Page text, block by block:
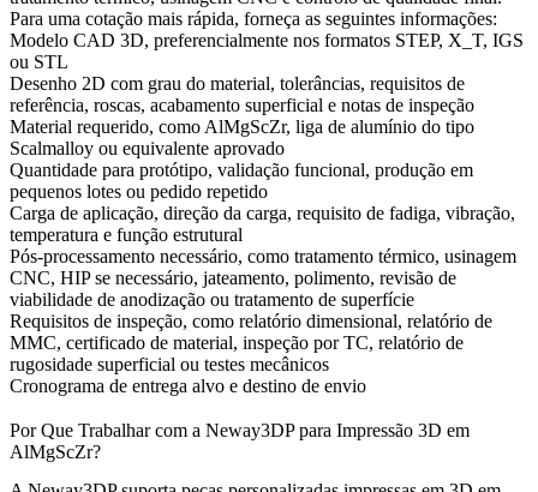
Para uma cotação mais rápida, forneça as seguintes informações:
Modelo CAD 3D, preferencialmente nos formatos STEP, X_T, IGS
ou STL
Desenho 2D com grau do material, tolerâncias, requisitos de
referência, roscas, acabamento superficial e notas de inspeção
Material requerido, como AlMgScZr, liga de alumínio do tipo
Scalmalloy ou equivalente aprovado
Quantidade para protótipo, validação funcional, produção em
pequenos lotes ou pedido repetido
Carga de aplicação, direção da carga, requisito de fadiga, vibração,
temperatura e função estrutural
Pós-processamento necessário, como tratamento térmico, usinagem
CNC, HIP se necessário, jateamento, polimento, revisão de
viabilidade de anodização ou tratamento de superfície
Requisitos de inspeção, como relatório dimensional, relatório de
MMC, certificado de material, inspeção por TC, relatório de
rugosidade superficial ou testes mecânicos
Cronograma de entrega alvo e destino de envio
Por Que Trabalhar com a Neway3DP para Impressão 3D em
AlMgScZr?